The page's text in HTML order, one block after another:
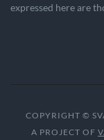
expressed here are
COPYRIGHT ©
A PROJECT OF